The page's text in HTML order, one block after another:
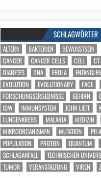
SCHLAGWÖRTER
ALTERN BAKTERIEN BEWUSSTSEIN
CANCER
CANCER CELLS CELL CT
DIABETES
DNA EBOLA
EVOLUTION
EVOLUTIONARY FACE
FORSCHUNGSERGEBNISSE
GEHIRN
IDW
IMMUNSYSTEM JOHN LIEFF
LUNGENKREBS
MALARIA MEDIZIN
MIKROORGANISMEN
MUTATION
POPULATION
PROTEIN QUANTUM
SCHLAGANFALL
TECHNISCHEN
TUMOR
VERANSTALTUNG VIREN